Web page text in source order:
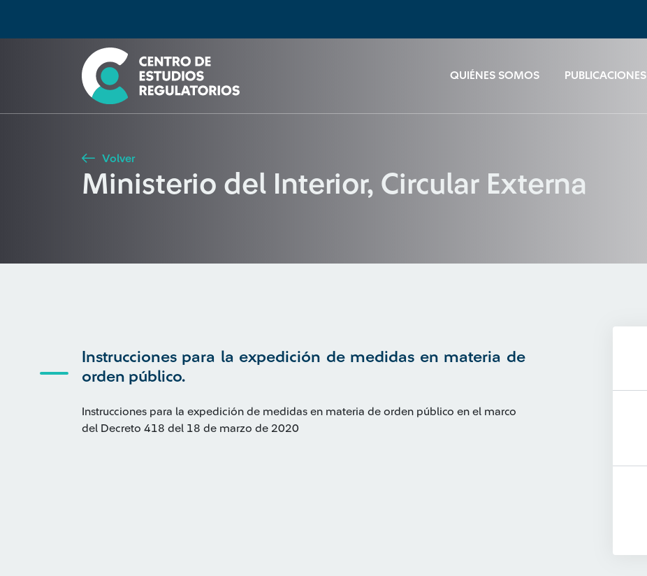
QUIÉNES SOMOS PUBLICACIONES
Seleccione país
Buscar
Volver
Ministerio del Interior, Circular Externa
Instrucciones para la expedición de medidas en materia de
orden público.
Instrucciones para la expedición de medidas en materia de orden público en el marco
del Decreto 418 del 18 de marzo de 2020